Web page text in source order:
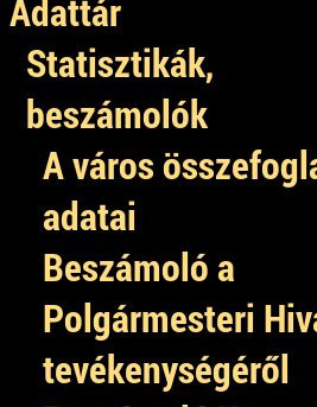
Adattár
Statisztikák,
beszámolók
A város
adatai
Beszámoló a
Polgármesteri
tevékenységéről